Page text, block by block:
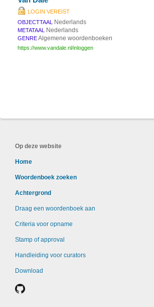
LOGIN VEREIST
OBJECTTAAL
Nederlands
METATAAL Nederlands
GENREAlgemene woordenboeken
https://www.vandale.nl/inloggen
Op deze website
Home
Woordenboek zoeken
Achtergrond
Draag een woordenboek aan
Criteria voor opname
Stamp of approval
Handleiding voor curators
Download